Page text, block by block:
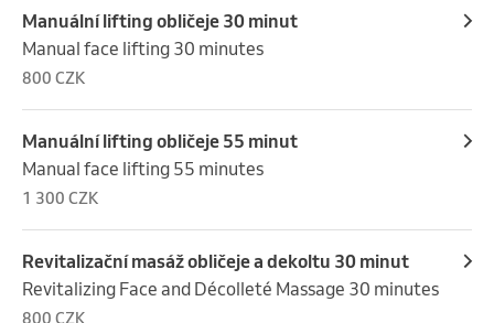
Manuální lifting obličeje 30 minut
Manual face lifting 30 minutes
800 CZK
Manuální lifting obličeje 55 minut
Manual face lifting 55 minutes
1 300 CZK
Revitalizační masáž obličeje a dekoltu 30 minut
Revitalizing Face and Décolleté Massage 30 minutes
800 CZK